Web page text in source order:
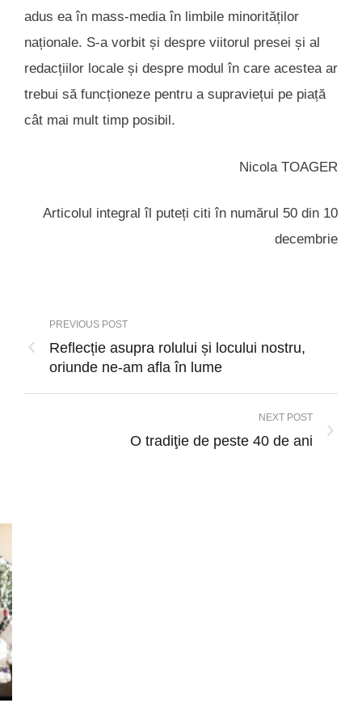
adus ea în mass-media în limbile minorităților
naționale. S-a vorbit și despre viitorul presei și al
redacțiilor locale și despre modul în care acestea ar
trebui să funcționeze pentru a supraviețui pe piață
cât mai mult timp posibil.
Nicola TOAGER
Articolul integral îl puteți citi în numărul 50 din 10
decembrie
PREVIOUS POST
Reflecție asupra rolului și locului nostru,
oriunde ne-am afla în lume
NEXT POST
O tradiţie de peste 40 de ani